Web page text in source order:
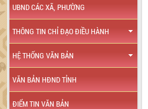
UBND CÁC XÃ, PHƯỜNG
THÔNG TIN CHỈ ĐẠO ĐIỀU HÀNH
HỆ THỐNG VĂN BẢN
VĂN BẢN HĐND TỈNH
ĐIỂM TIN VĂN BẢN